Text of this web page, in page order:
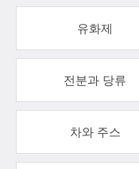
유화제
전분과 당류
차와 주스